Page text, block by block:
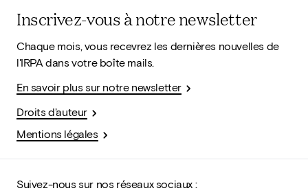
Inscrivez-vous à notre newsletter
Chaque mois, vous recevrez les dernières nouvelles de
l'IRPA dans votre boîte mails.
En savoir plus sur notre newsletter
Droits d'auteur
Mentions légales
Suivez-nous sur nos réseaux sociaux :